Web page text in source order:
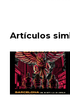
Artículos